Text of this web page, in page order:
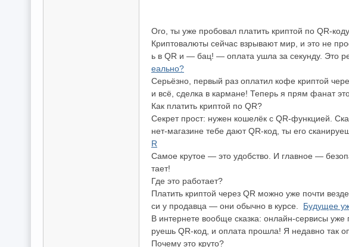
Ого, ты уже пробовал платить криптой по QR-
Криптовалюты сейчас взрывают мир, и это не
ь в QR и — бац! — оплата ушла за секунду. Это
еально?
Серьёзно, первый раз оплатил кофе криптой
и всё, сделка в кармане! Теперь я прям фанат
Как платить криптой по QR?
Секрет прост: нужен кошелёк с QR-функцией.
нет-магазине тебе дают QR-код, ты его
R
Самое крутое — это удобство. И главное —
тает!
Где это работает?
Платить криптой через QR можно уже почти
си у продавца — они обычно в курсе. Будущее
В интернете вообще сказка: онлайн-сервисы
руешь QR-код, и оплата прошла! Я недавно так
Почему это круто?